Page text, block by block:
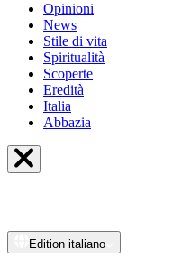
Opinioni
News
Stile di vita
Spiritualità
Scoperte
Eredità
Italia
Abbazia
Edition italiano